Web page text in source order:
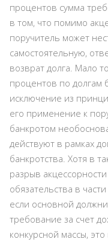
процентов сумма
в том, что помимо
поручитель может
самостоятельную,
возврат долга. Мало
процентов по долгам
исключение из
его применение к
банкротом
действуют в рамках
банкротства. Хотя в
разрыв
обязательства в
если основной
требование за счет
конкурсной массы,